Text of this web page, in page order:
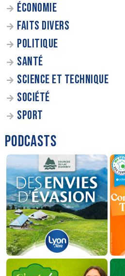
ÉCONOMIE
FAITS DIVERS
POLITIQUE
SANTÉ
SCIENCE ET TECHNIQUE
SOCIÉTÉ
SPORT
PODCASTS